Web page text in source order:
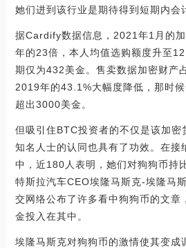
她们进到该行业是期待得到短期内会
据Cardify数据信息，2021年1月的
年的23倍，本人均值选购额度升至
期仅为432美金。售卖数据加密财产
2019年的43.1%大幅度降低，那时
超出3000美金。
但吸引住BTC投资者的不仅是该加密
知名人士的认同也具有了功效。在接
中，近180人表明，她们对狗狗币持
特斯拉汽车CEO埃隆马斯克-埃隆马
交网络公布了许多看中狗狗币的文章
金投入在其中。
埃隆马斯克对狗狗币的激情使其变成